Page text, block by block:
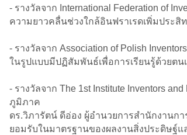
- รางวัลจาก International Federation of
ความยาวคลื่นช่วงใกล้อินฟราเรดเพิ่มประ
- รางวัลจาก Association of Polish
ในรูปแบบมีปฏิสัมพันธ์เพื่อการเรียนรู้ด้วยต
- รางวัลจาก The 1st Institute Inventors
ภูมิภาค
ดร.วิภารัตน์ ดีอ่อง ผู้อำนวยการสำนักงานก
ยอมรับในมาตรฐานของผลงานสิ่งประดิษฐ์แ